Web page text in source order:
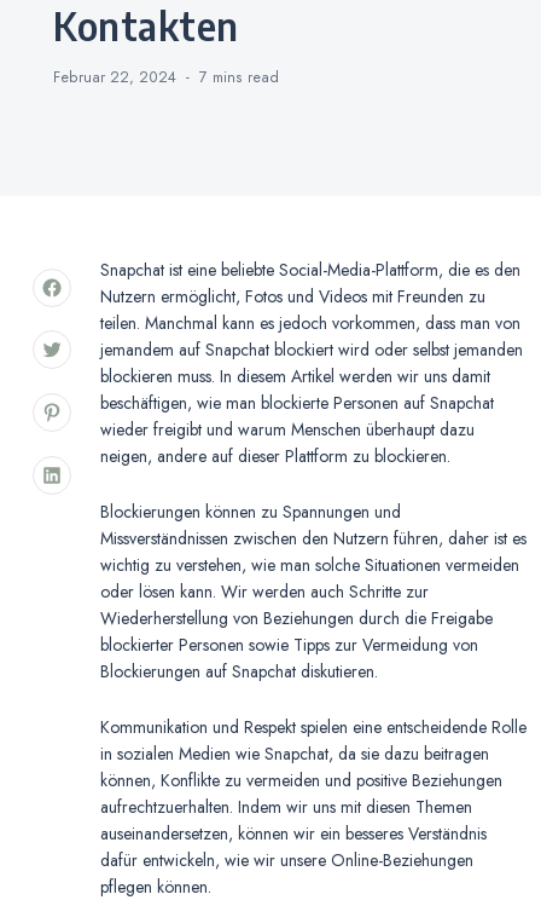
Kontakten
Februar 22, 2024 7 mins read
Snapchat ist eine beliebte Social-Media-Plattform, die es den
Nutzern ermöglicht, Fotos und Videos mit Freunden zu
teilen. Manchmal kann es jedoch vorkommen, dass man von
jemandem auf Snapchat blockiert wird oder selbst jemanden
blockieren muss. In diesem Artikel werden wir uns damit
beschäftigen, wie man blockierte Personen auf Snapchat
wieder freigibt und warum Menschen überhaupt dazu
neigen, andere auf dieser Plattform zu blockieren.
Blockierungen können zu Spannungen und
Missverständnissen zwischen den Nutzern führen, daher ist es
wichtig zu verstehen, wie man solche Situationen vermeiden
oder lösen kann. Wir werden auch Schritte zur
Wiederherstellung von Beziehungen durch die Freigabe
blockierter Personen sowie Tipps zur Vermeidung von
Blockierungen auf Snapchat diskutieren.
Kommunikation und Respekt spielen eine entscheidende Rolle
in sozialen Medien wie Snapchat, da sie dazu beitragen
können, Konflikte zu vermeiden und positive Beziehungen
aufrechtzuerhalten. Indem wir uns mit diesen Themen
auseinandersetzen, können wir ein besseres Verständnis
dafür entwickeln, wie wir unsere Online-Beziehungen
pflegen können.